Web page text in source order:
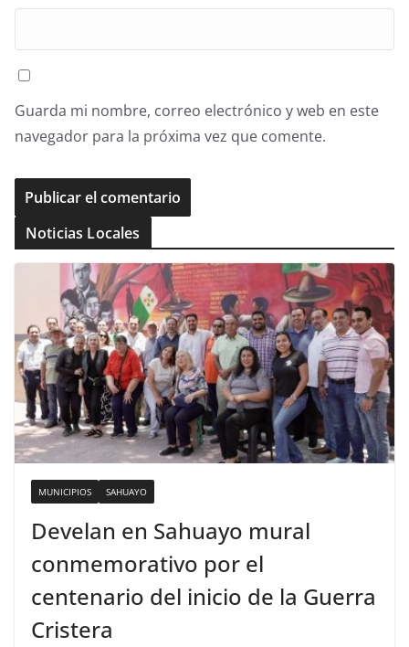
Guarda mi nombre, correo electrónico y web en este
navegador para la próxima vez que comente.
Noticias Locales
MUNICIPIOS SAHUAYO
Develan en Sahuayo mural
conmemorativo por el
centenario del inicio de la Guerra
Cristera